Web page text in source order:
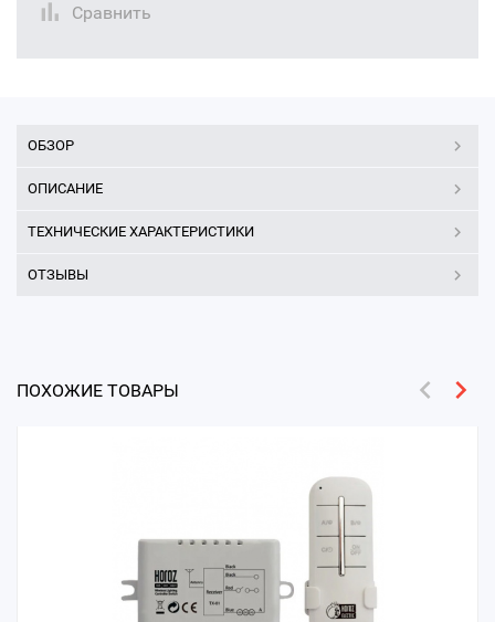
Сравнить
ОБЗОР
ОПИСАНИЕ
ТЕХНИЧЕСКИЕ ХАРАКТЕРИСТИКИ
ОТЗЫВЫ
ПОХОЖИЕ ТОВАРЫ